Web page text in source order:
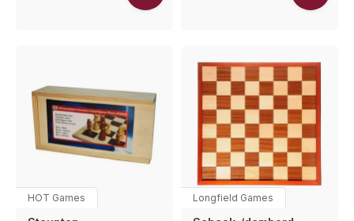
HOT Games Longfield Games